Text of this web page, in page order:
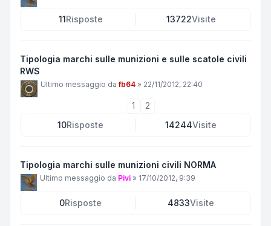
11Risposte 13722Visite
Tipologia marchi sulle munizioni e sulle scatole civili
RWS
Ultimo messaggio dafb64 » 22/11/2012, 22:40
1
2
10Risposte 14244Visite
Tipologia marchi sulle munizioni civili NORMA
Ultimo messaggio da Pivi » 17/10/2012, 9:39
0Risposte 4833Visite